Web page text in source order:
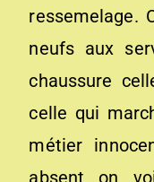
ressemelage.
neufs aux
chaussure
celle qui
métier
absent on